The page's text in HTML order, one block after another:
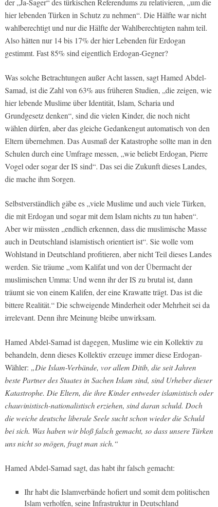
der „Ja-Sager“ des türkischen Referendums zu relativieren, „um die
hier lebenden Türken in Schutz zu nehmen“. Die Hälfte war nicht
wahlberechtigt und nur die Hälfte der Wahlberechtigten nahm teil.
Also hätten nur 14 bis 17% der hier Lebenden für Erdogan
gestimmt. Fast 85% sind eigentlich Erdogan-Gegner?
Was solche Betrachtungen außer Acht lassen, sagt Hamed Abdel-
Samad, ist die Zahl von 63% aus früheren Studien, „die zeigen, wie
hier lebende Muslime über Identität, Islam, Scharia und
Grundgesetz denken“, sind die vielen Kinder, die noch nicht
wählen dürfen, aber das gleiche Gedankengut automatisch von den
Eltern übernehmen. Das Ausmaß der Katastrophe sollte man in den
Schulen durch eine Umfrage messen, „wie beliebt Erdogan, Pierre
Vogel oder sogar der IS sind“. Das sei die Zukunft dieses Landes,
die mache ihm Sorgen.
Selbstverständlich gäbe es „viele Muslime und auch viele Türken,
die mit Erdogan und sogar mit dem Islam nichts zu tun haben“.
Aber wir müssten „endlich erkennen, dass die muslimische Masse
auch in Deutschland islamistisch orientiert ist“. Sie wolle vom
Wohlstand in Deutschland profitieren, aber nicht Teil dieses Landes
werden. Sie träume „vom Kalifat und von der Übermacht der
muslimischen Umma: Und wenn ihr der IS zu brutal ist, dann
träumt sie von einem Kalifen, der eine Krawatte trägt. Das ist die
bittere Realität.“ Die schweigende Minderheit oder Mehrheit sei da
irrelevant. Denn ihre Meinung bleibe unwirksam.
Hamed Abdel-Samad ist dagegen, Muslime wie ein Kollektiv zu
behandeln, denn dieses Kollektiv erzeuge immer diese Erdogan-
Wähler: „Die Islam-Verbände, vor allem Ditib, die seit Jahren
beste Partner des Staates in Sachen Islam sind, sind Urheber dieser
Katastrophe. Die Eltern, die ihre Kinder entweder islamistisch oder
chauvinistisch-nationalistisch erziehen, sind daran schuld. Doch
die weiche deutsche liberale Seele sucht schon wieder die Schuld
bei sich. Was haben wir bloß falsch gemacht, so dass unsere Türken
uns nicht so mögen, fragt man sich.“
Hamed Abdel-Samad sagt, das habt ihr falsch gemacht:
Ihr habt die Islamverbände hofiert und somit dem politischen
Islam verholfen, seine Infrastruktur in Deutschland